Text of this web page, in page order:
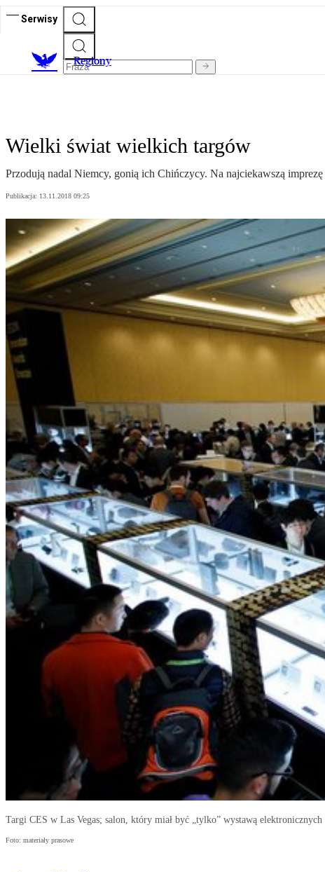
Serwisy
Regiony
Wielki świat wielkich targów
Przodują nadal Niemcy, gonią ich Chińczycy. Na najciekawszą
Publikacja: 13.11.2018 09:25
Targi CES w Las Vegas; salon, który miał być „tylko” wystawą elektronicznych
Foto: materiały prasowe